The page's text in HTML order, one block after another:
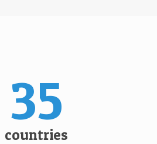
35
countries